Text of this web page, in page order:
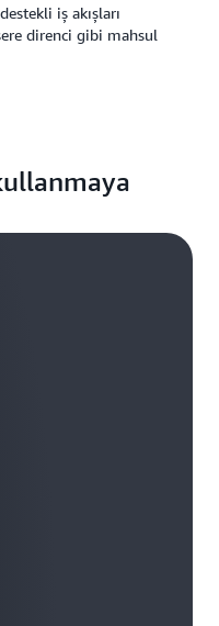
iş akışları
direnci gibi mahsul